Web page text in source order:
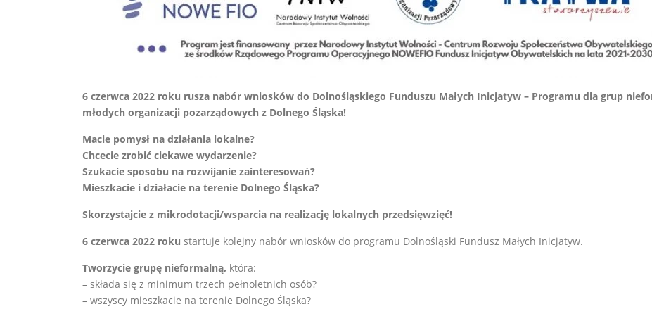
6 czerwca 2022 roku rusza nabór wniosków do Dolnośląskiego Funduszu Małych Inicjatyw – Programu dla grup
młodych organizacji pozarządowych z Dolnego Śląska!
Macie pomysł na działania lokalne?
Chcecie zrobić ciekawe wydarzenie?
Szukacie sposobu na rozwijanie zainteresowań?
Mieszkacie i działacie na terenie Dolnego Śląska?
Skorzystajcie z mikrodotacji/wsparcia na realizację lokalnych przedsięwzięć!
6 czerwca 2022 roku startuje kolejny nabór wniosków do programu Dolnośląski Fundusz Małych Inicjatyw.
Tworzycie grupę nieformalną, która:
– składa się z minimum trzech pełnoletnich osób?
– wszyscy mieszkacie na terenie Dolnego Śląska?